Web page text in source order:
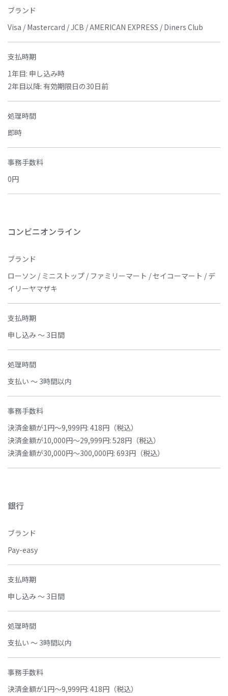
ブランド
Visa / Mastercard / JCB / AMERICAN EXPRESS / Diners Club
支払時期
1年目: 申し込み時
2年目以降: 有効期限日の30日前
処理時間
即時
事務手数料
0円
コンビニオンライン
ブランド
ローソン / ミニストップ / ファミリーマート / セイコーマート / デ
イリーヤマザキ
支払時期
申し込み ～ 3日間
処理時間
支払い ～ 3時間以内
事務手数料
決済金額が1円～9,999円: 418円（税込）
決済金額が10,000円～29,999円: 528円（税込）
決済金額が30,000円～300,000円: 693円（税込）
銀行
ブランド
Pay-easy
支払時期
申し込み ～ 3日間
処理時間
支払い ～ 3時間以内
事務手数料
決済金額が1円～9,999円: 418円（税込）